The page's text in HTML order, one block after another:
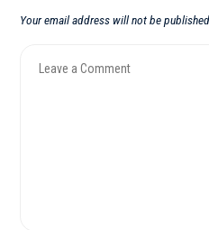
Your email address will not be published.